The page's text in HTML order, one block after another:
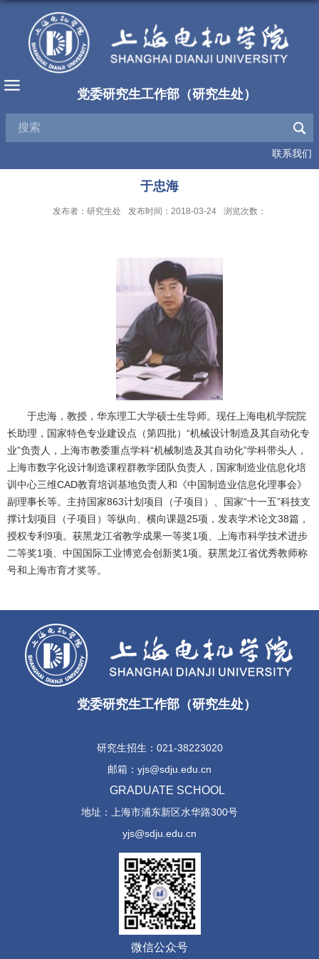
党委研究生工作部（研究生处）
联系我们
于忠海
发布者：研究生处 发布时间：2018-03-24 浏览次数：
于忠海，教授，华东理工大学硕士生导师。现任上海电机学院院
长助理，国家特色专业建设点（第四批）“机械设计制造及其自动化专
业”负责人，上海市教委重点学科“机械制造及其自动化”学科带头人，
上海市数字化设计制造课程群教学团队负责人，国家制造业信息化培
训中心三维CAD教育培训基地负责人和《中国制造业信息化理事会》
副理事长等。主持国家863计划项目（子项目）、国家“十一五”科技支
撑计划项目（子项目）等纵向、横向课题25项，发表学术论文38篇，
授权专利9项。获黑龙江省教学成果一等奖1项、上海市科学技术进步
二等奖1项、中国国际工业博览会创新奖1项。获黑龙江省优秀教师称
号和上海市育才奖等。
党委研究生工作部（研究生处）
研究生招生：021-38223020
邮箱：yjs@sdju.edu.cn
GRADUATE SCHOOL
地址：上海市浦东新区水华路300号
yjs@sdju.edu.cn
微信公众号